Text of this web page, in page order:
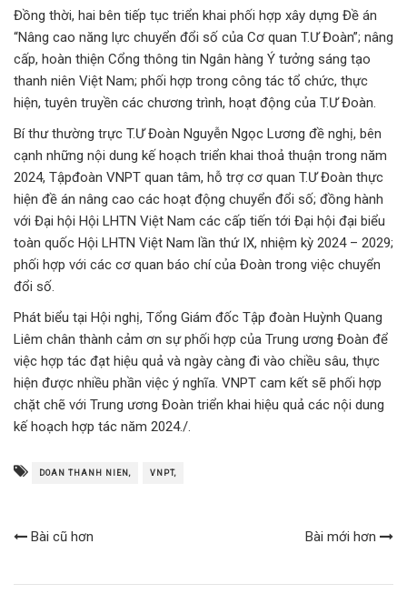
Đồng thời, hai bên tiếp tục triển khai phối hợp xây dựng Đề án
“Nâng cao năng lực chuyển đổi số của Cơ quan T.Ư Đoàn”; nâng
cấp, hoàn thiện Cổng thông tin Ngân hàng Ý tưởng sáng tạo
thanh niên Việt Nam; phối hợp trong công tác tổ chức, thực
hiện, tuyên truyền các chương trình, hoạt động của T.Ư Đoàn.
Bí thư thường trực T.Ư Đoàn Nguyễn Ngọc Lương đề nghị, bên
cạnh những nội dung kế hoạch triển khai thoả thuận trong năm
2024, Tậpđoàn VNPT quan tâm, hỗ trợ cơ quan T.Ư Đoàn thực
hiện đề án nâng cao các hoạt động chuyển đổi số; đồng hành
với Đại hội Hội LHTN Việt Nam các cấp tiến tới Đại hội đại biểu
toàn quốc Hội LHTN Việt Nam lần thứ IX, nhiệm kỳ 2024 – 2029;
phối hợp với các cơ quan báo chí của Đoàn trong việc chuyển
đổi số.
Phát biểu tại Hội nghị, Tổng Giám đốc Tập đoàn Huỳnh Quang
Liêm chân thành cảm ơn sự phối hợp của Trung ương Đoàn để
việc hợp tác đạt hiệu quả và ngày càng đi vào chiều sâu, thực
hiện được nhiều phần việc ý nghĩa. VNPT cam kết sẽ phối hợp
chặt chẽ với Trung ương Đoàn triển khai hiệu quả các nội dung
kế hoạch hợp tác năm 2024./.
DOAN THANH NIEN, VNPT,
Bài cũ hơn Bài mới hơn